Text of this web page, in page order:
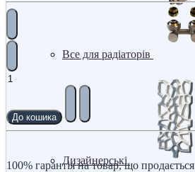
Все для радіаторів
Дизайнерські
До кошика
100% гарантія на товар, що продається